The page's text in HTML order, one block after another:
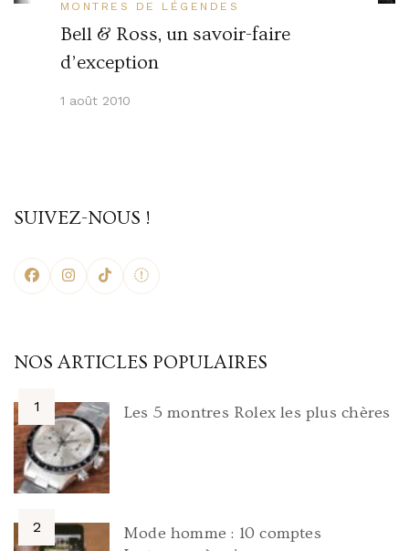
MONTRES DE LÉGENDES
Bell & Ross, un savoir-faire
d’exception
1 août 2010
SUIVEZ-NOUS !
NOS ARTICLES POPULAIRES
Les 5 montres Rolex les plus chères
Mode homme : 10 comptes